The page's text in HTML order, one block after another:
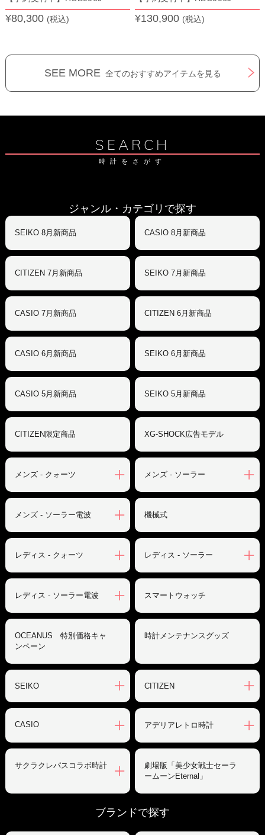
¥80,300 (税込) ¥130,900 (税込)
SEE MORE 全てのおすすめアイテムを見る
SEARCH
時計をさがす
ジャンル・カテゴリで探す
SEIKO 8月新商品 CASIO 8月新商品
CITIZEN 7月新商品 SEIKO 7月新商品
CASIO 7月新商品 CITIZEN 6月新商品
CASIO 6月新商品 SEIKO 6月新商品
CASIO 5月新商品 SEIKO 5月新商品
CITIZEN限定商品 XG-SHOCK広告モデル
メンズ - クォーツ メンズ - ソーラー
メンズ - ソーラー電波 機械式
レディス - クォーツ レディス - ソーラー
レディス - ソーラー電波 スマートウォッチ
OCEANUS 特別価格キャ
ンペーン
時計メンテナンスグッズ
SEIKO CITIZEN
CASIO アデリアレトロ時計
サクラクレパスコラボ時計
劇場版「美少女戦士セーラ
ームーンEternal」
ブランドで探す